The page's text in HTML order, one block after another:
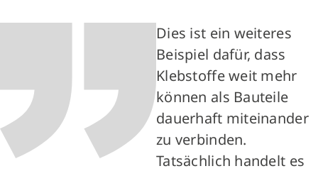
Dies ist ein weiteres
Beispiel dafür, dass
Klebstoffe weit mehr
können als Bauteile
dauerhaft miteinander
zu verbinden.
Tatsächlich handelt es